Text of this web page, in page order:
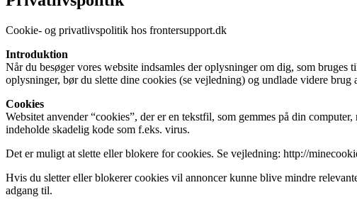
Cookie- og privatlivspolitik hos frontersupport.dk
Introduktion
Når du besøger vores website indsamles der oplysninger om dig, som
oplysninger, bør du slette dine cookies (se vejledning) og undlade videre
Cookies
Websitet anvender “cookies”, der er en tekstfil, som gemmes på din
indeholde skadelig kode som f.eks. virus.
Det er muligt at slette eller blokere for cookies. Se vejledning: http://
Hvis du sletter eller blokerer cookies vil annoncer kunne blive mindre
adgang til.